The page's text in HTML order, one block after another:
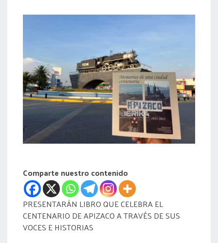
Comparte nuestro contenido
PRESENTARÁN LIBRO QUE CELEBRA EL
CENTENARIO DE APIZACO A TRAVÉS DE SUS
VOCES E HISTORIAS